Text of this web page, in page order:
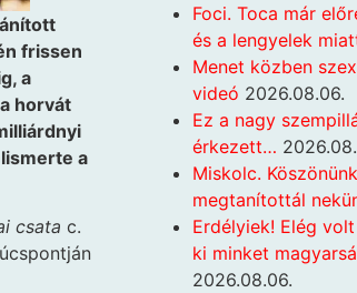
frissen
a
horvát
a
csata c.
Foci. Toca már
és a lengyelek
Menet közben
videó 2026.08.06.
Ez a nagy
érkezett…
Miskolc.
megtanítottál
Erdélyiek! Elég
ki minket
2026.08.06.